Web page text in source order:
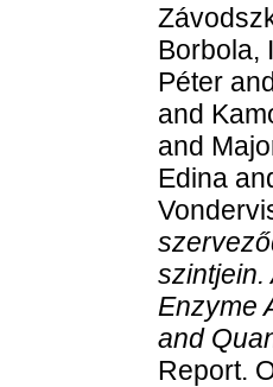
Borbola,
Péter
and
and
Edina
szintjein.
Enzyme
and
Report.